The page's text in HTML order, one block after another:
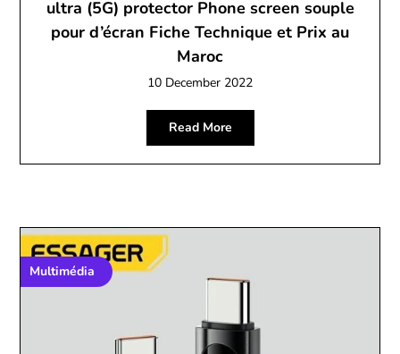
ultra (5G) protector Phone screen souple
pour d’écran Fiche Technique et Prix au
Maroc
10 December 2022
Read More
Multimédia